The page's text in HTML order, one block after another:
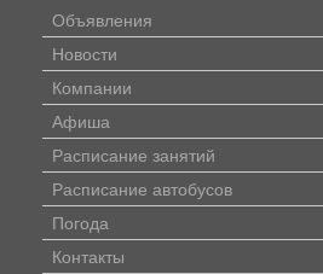
Объявления
Новости
Компании
Афиша
Расписание занятий
Расписание автобусов
Погода
Контакты